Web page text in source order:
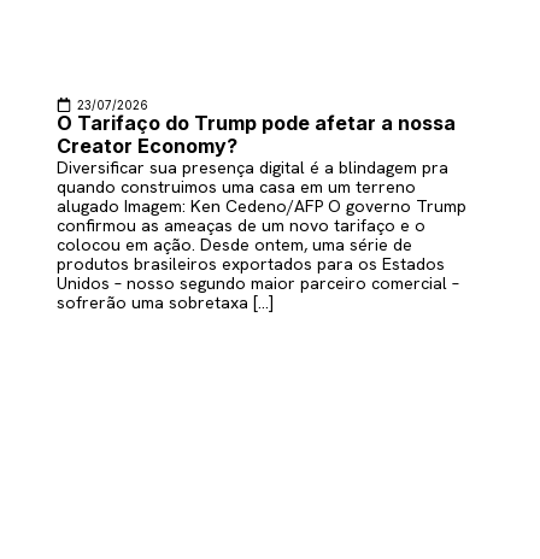
23/07/2026
O Tarifaço do Trump pode afetar a nossa
Creator Economy?
Diversificar sua presença digital é a blindagem pra
quando construimos uma casa em um terreno
alugado Imagem: Ken Cedeno/AFP O governo Trump
confirmou as ameaças de um novo tarifaço e o
colocou em ação. Desde ontem, uma série de
produtos brasileiros exportados para os Estados
Unidos – nosso segundo maior parceiro comercial –
sofrerão uma sobretaxa […]